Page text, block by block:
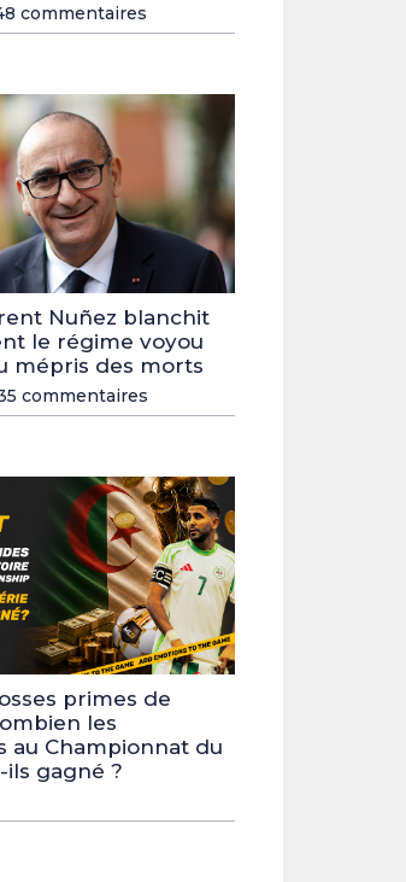
commentaires
Nuñez blanchit
le régime voyou
mépris des morts
commentaires
primes de
les
au Championnat du
gagné ?